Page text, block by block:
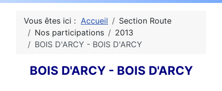
Vous êtes ici : Accueil
Section Route
Nos participations
2013
BOIS D'ARCY - BOIS D'ARCY
BOIS D'ARCY - BOIS D'ARCY